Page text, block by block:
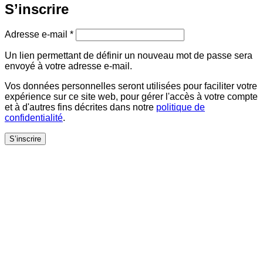
S’inscrire
Adresse e-mail *Obligatoire
Un lien permettant de définir un nouveau mot de passe sera
envoyé à votre adresse e-mail.
Vos données personnelles seront utilisées pour faciliter votre
expérience sur ce site web, pour gérer l'accès à votre compte
et à d'autres fins décrites dans notre politique de
confidentialité.
S’inscrire